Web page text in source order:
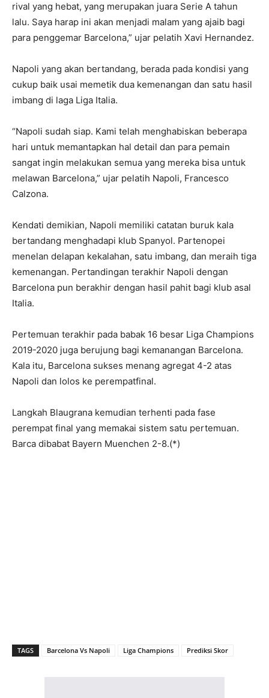
rival yang hebat, yang merupakan juara Serie A tahun
lalu. Saya harap ini akan menjadi malam yang ajaib bagi
para penggemar Barcelona,” ujar pelatih Xavi Hernandez.
Napoli yang akan bertandang, berada pada kondisi yang
cukup baik usai memetik dua kemenangan dan satu hasil
imbang di laga Liga Italia.
“Napoli sudah siap. Kami telah menghabiskan beberapa
hari untuk memantapkan hal detail dan para pemain
sangat ingin melakukan semua yang mereka bisa untuk
melawan Barcelona,” ujar pelatih Napoli, Francesco
Calzona.
Kendati demikian, Napoli memiliki catatan buruk kala
bertandang menghadapi klub Spanyol. Partenopei
menelan delapan kekalahan, satu imbang, dan meraih tiga
kemenangan. Pertandingan terakhir Napoli dengan
Barcelona pun berakhir dengan hasil pahit bagi klub asal
Italia.
Pertemuan terakhir pada babak 16 besar Liga Champions
2019-2020 juga berujung bagi kemanangan Barcelona.
Kala itu, Barcelona sukses menang agregat 4-2 atas
Napoli dan lolos ke perempatfinal.
Langkah Blaugrana kemudian terhenti pada fase
perempat final yang memakai sistem satu pertemuan.
Barca dibabat Bayern Muenchen 2-8.(*)
TAGS Barcelona Vs Napoli Liga Champions Prediksi Skor